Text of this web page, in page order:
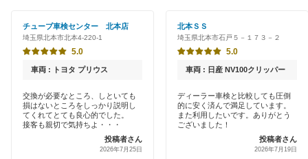
桶川市
春日部市
川口市
早割りあり
クレジットカードOK
土日祝OK
代車あり
アップル車検
オートバックス
出光リテール車検
チューブ車検センター 北本店
埼玉県北本市北本4-220-1
5.0
車両 : トヨタ プリウス
交換が必要なところ、しといても
損はないところをしっかり説明し
てくれてとても良心的でした。
接客も親切で気持ちよ・・・
投稿者さん
2026年7月25日
北本ＳＳ
埼玉県北本市石戸５－１７３－２
5.0
車両 : 日産 NV100クリッパー
ディーラー車検と比較しても圧倒
的に安く済んで満足しています。
また利用したいです。ありがとう
ございました！
投稿者さん
2026年7月19日